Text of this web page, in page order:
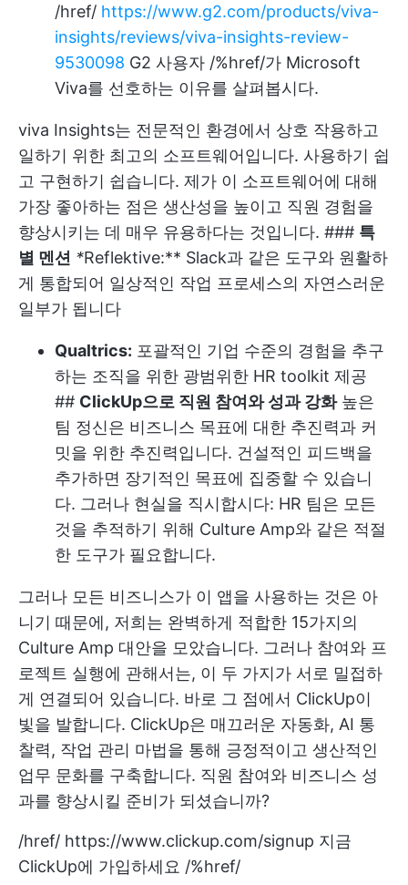
/href/ https://www.g2.com/products/viva-
insights/reviews/viva-insights-review-
9530098 G2 사용자 /%href/가 Microsoft
Viva를 선호하는 이유를 살펴봅시다.
viva Insights는 전문적인 환경에서 상호 작용하고
일하기 위한 최고의 소프트웨어입니다. 사용하기 쉽
고 구현하기 쉽습니다. 제가 이 소프트웨어에 대해
가장 좋아하는 점은 생산성을 높이고 직원 경험을
향상시키는 데 매우 유용하다는 것입니다. ### 특
별 멘션 *Reflektive:** Slack과 같은 도구와 원활하
게 통합되어 일상적인 작업 프로세스의 자연스러운
일부가 됩니다
Qualtrics: 포괄적인 기업 수준의 경험을 추구
하는 조직을 위한 광범위한 HR toolkit 제공
## ClickUp으로 직원 참여와 성과 강화높은
팀 정신은 비즈니스 목표에 대한 추진력과 커
밋을 위한 추진력입니다. 건설적인 피드백을
추가하면 장기적인 목표에 집중할 수 있습니
다. 그러나 현실을 직시합시다: HR 팀은 모든
것을 추적하기 위해 Culture Amp와 같은 적절
한 도구가 필요합니다.
그러나 모든 비즈니스가 이 앱을 사용하는 것은 아
니기 때문에, 저희는 완벽하게 적합한 15가지의
Culture Amp 대안을 모았습니다. 그러나 참여와 프
로젝트 실행에 관해서는, 이 두 가지가 서로 밀접하
게 연결되어 있습니다. 바로 그 점에서 ClickUp이
빛을 발합니다. ClickUp은 매끄러운 자동화, AI 통
찰력, 작업 관리 마법을 통해 긍정적이고 생산적인
업무 문화를 구축합니다. 직원 참여와 비즈니스 성
과를 향상시킬 준비가 되셨습니까?
/href/ https://www.clickup.com/signup 지금
ClickUp에 가입하세요 /%href/